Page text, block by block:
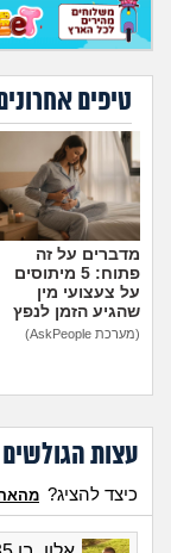
טיפים
מדברים על זה
פתוח: 5 מיתוסים
על צעצועי מין
שהגיע הזמן לנפץ
(מערכת AskPeople)
עצות
כיצד להציג?